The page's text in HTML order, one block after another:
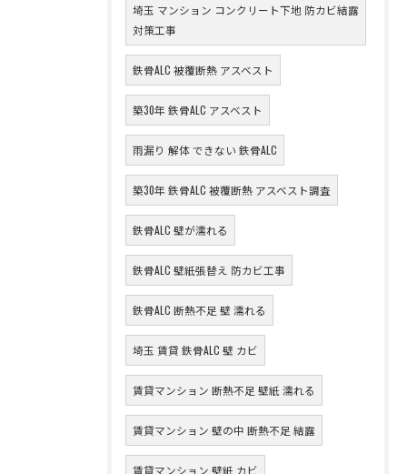
埼玉 マンション コンクリート下地 防カビ結露
対策工事
鉄骨ALC 被覆断熱 アスベスト
築30年 鉄骨ALC アスベスト
雨漏り 解体 できない 鉄骨ALC
築30年 鉄骨ALC 被覆断熱 アスベスト調査
鉄骨ALC 壁が濡れる
鉄骨ALC 壁紙張替え 防カビ工事
鉄骨ALC 断熱不足 壁 濡れる
埼玉 賃貸 鉄骨ALC 壁 カビ
賃貸マンション 断熱不足 壁紙 濡れる
賃貸マンション 壁の中 断熱不足 結露
賃貸マンション 壁紙 カビ